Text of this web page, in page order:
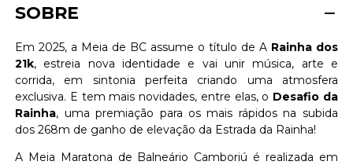
SOBRE
Em 2025, a Meia de BC assume o título de A Rainha dos
21k, estreia nova identidade e vai unir música, arte e
corrida, em sintonia perfeita criando uma atmosfera
exclusiva. E tem mais novidades, entre elas, o Desafio da
Rainha, uma premiação para os mais rápidos na subida
dos 268m de ganho de elevação da Estrada da Rainha!
A Meia Maratona de Balneário Camboriú é realizada em